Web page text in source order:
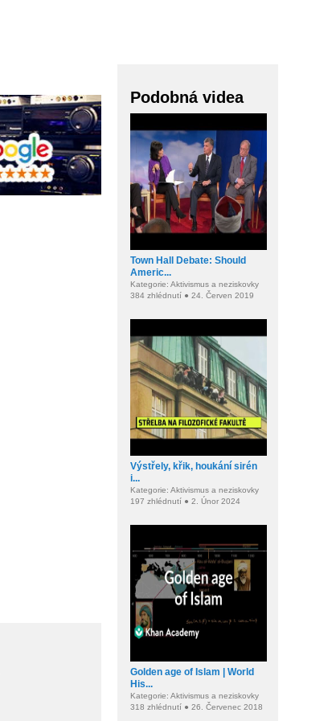
Podobná videa
Town Hall Debate: Should
Americ...
Kategorie: Aktivismus a neziskovky
384 zhlédnutí ● 24. Červen 2019
Výstřely, křik, houkání sirén
i...
Kategorie: Aktivismus a neziskovky
197 zhlédnutí ● 2. Únor 2024
Golden age of Islam | World
His...
Kategorie: Aktivismus a neziskovky
318 zhlédnutí ● 26. Červenec 2018